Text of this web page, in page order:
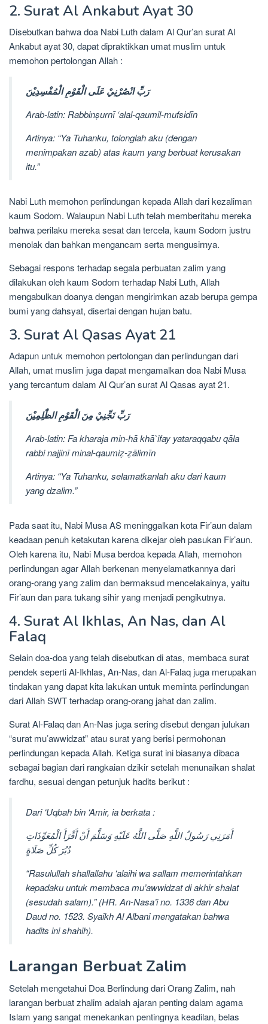
2. Surat Al Ankabut Ayat 30
Disebutkan bahwa doa Nabi Luth dalam Al Qur’an surat Al
Ankabut ayat 30, dapat dipraktikkan umat muslim untuk
memohon pertolongan Allah :
رَبِّ انْصُرْنِيْ عَلَى الْقَوْمِ الْمُفْسِدِيْنَ
Arab-latin: Rabbinṣurnī ‘alal-qaumil-mufsidīn
Artinya: “Ya Tuhanku, tolonglah aku (dengan
menimpakan azab) atas kaum yang berbuat kerusakan
itu.”
Nabi Luth memohon perlindungan kepada Allah dari kezaliman
kaum Sodom. Walaupun Nabi Luth telah memberitahu mereka
bahwa perilaku mereka sesat dan tercela, kaum Sodom justru
menolak dan bahkan mengancam serta mengusirnya.
Sebagai respons terhadap segala perbuatan zalim yang
dilakukan oleh kaum Sodom terhadap Nabi Luth, Allah
mengabulkan doanya dengan mengirimkan azab berupa gempa
bumi yang dahsyat, disertai dengan hujan batu.
3. Surat Al Qasas Ayat 21
Adapun untuk memohon pertolongan dan perlindungan dari
Allah, umat muslim juga dapat mengamalkan doa Nabi Musa
yang tercantum dalam Al Qur’an surat Al Qasas ayat 21.
رَبِّ نَجِّنِيْ مِنَ الْقَوْمِ الظّٰلِمِيْنَ
Arab-latin: Fa kharaja min-hā khā`ifay yataraqqabu qāla
rabbi najjinī minal-qaumiẓ-ẓālimīn
Artinya: “Ya Tuhanku, selamatkanlah aku dari kaum
yang dzalim.”
Pada saat itu, Nabi Musa AS meninggalkan kota Fir’aun dalam
keadaan penuh ketakutan karena dikejar oleh pasukan Fir’aun.
Oleh karena itu, Nabi Musa berdoa kepada Allah, memohon
perlindungan agar Allah berkenan menyelamatkannya dari
orang-orang yang zalim dan bermaksud mencelakainya, yaitu
Fir’aun dan para tukang sihir yang menjadi pengikutnya.
4. Surat Al Ikhlas, An Nas, dan Al
Falaq
Selain doa-doa yang telah disebutkan di atas, membaca surat
pendek seperti Al-Ikhlas, An-Nas, dan Al-Falaq juga merupakan
tindakan yang dapat kita lakukan untuk meminta perlindungan
dari Allah SWT terhadap orang-orang jahat dan zalim.
Surat Al-Falaq dan An-Nas juga sering disebut dengan julukan
“surat mu’awwidzat” atau surat yang berisi permohonan
perlindungan kepada Allah. Ketiga surat ini biasanya dibaca
sebagai bagian dari rangkaian dzikir setelah menunaikan shalat
fardhu, sesuai dengan petunjuk hadits berikut :
Dari ‘Uqbah bin ‘Amir, ia berkata :
أَمَرَنِي رَسُولُ اللَّهِ صَلَّى اللَّهُ عَلَيْهِ وَسَلَّمَ أَنْ أَقْرَأَ الْمُعَوِّذَاتِ
دُبُرَ كُلِّ صَلَاةٍ
“Rasulullah shallallahu ‘alaihi wa sallam memerintahkan
kepadaku untuk membaca mu’awwidzat di akhir shalat
(sesudah salam).” (HR. An-Nasa’i no. 1336 dan Abu
Daud no. 1523. Syaikh Al Albani mengatakan bahwa
hadits ini shahih).
Larangan Berbuat Zalim
Setelah mengetahui Doa Berlindung dari Orang Zalim, nah
larangan berbuat zhalim adalah ajaran penting dalam agama
Islam yang sangat menekankan pentingnya keadilan, belas